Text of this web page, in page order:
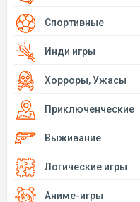
Спортивные
Инди игры
Хорроры, Ужасы
Приключенческие
Выживание
Логические игры
Аниме-игры